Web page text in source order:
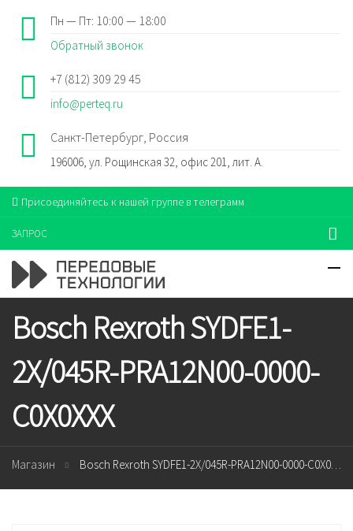
Пн — Пт: 10:00 — 18:00
Обратный звонок
+7 (812) 309 29 45
info@perteq.ru
Санкт-Петербург, Россия
196006, ул. Рощинская 32, офис 201, лит. А.
Присоединяйтесь к нашей группе в телеграмм
ЗАПРОС
Bosch Rexroth SYDFE1-
2X/045R-PRA12N00-0000-
C0X0XXX
Магазин Bosch Rexroth SYDFE1-2X/045R-PRA12N00-0000-C0X0XXX